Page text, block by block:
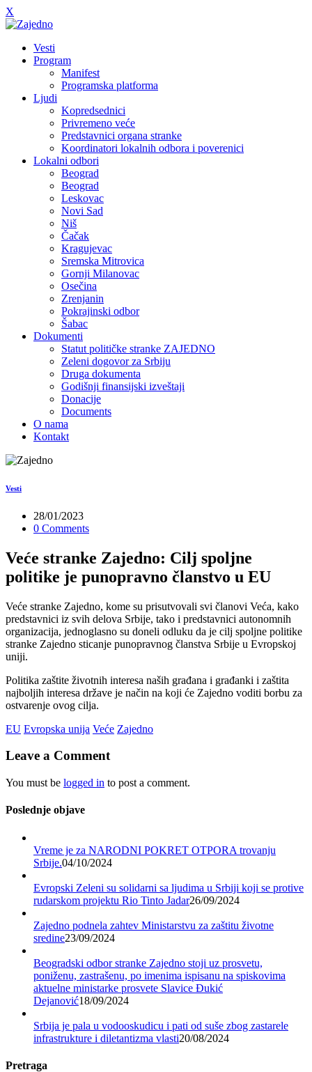
X
Vesti
Program
Manifest
Programska platforma
Ljudi
Kopredsednici
Privremeno veće
Predstavnici organa stranke
Koordinatori lokalnih odbora i poverenici
Lokalni odbori
Beograd
Beograd
Leskovac
Novi Sad
Niš
Čačak
Kragujevac
Sremska Mitrovica
Gornji Milanovac
Osečina
Zrenjanin
Pokrajinski odbor
Šabac
Dokumenti
Statut političke stranke ZAJEDNO
Zeleni dogovor za Srbiju
Druga dokumenta
Godišnji finansijski izveštaji
Donacije
Documents
O nama
Kontakt
Vesti
28/01/2023
0 Comments
Veće stranke Zajedno: Cilj spoljne
politike je punopravno članstvo u EU
Veće stranke Zajedno, kome su prisutvovali svi članovi Veća, kako
predstavnici iz svih delova Srbije, tako i predstavnici autonomnih
organizacija, jednoglasno su doneli odluku da je cilj spoljne politike
stranke Zajedno sticanje punopravnog članstva Srbije u Evropskoj
uniji.
Politika zaštite životnih interesa naših građana i građanki i zaštita
najboljih interesa države je način na koji će Zajedno voditi borbu za
ostvarenje ovog cilja.
EU Evropska unija Veće Zajedno
Leave a Comment
You must be logged in to post a comment.
Poslednje objave
Vreme je za NARODNI POKRET OTPORA trovanju
Srbije.04/10/2024
Evropski Zeleni su solidarni sa ljudima u Srbiji koji se protive
rudarskom projektu Rio Tinto Jadar26/09/2024
Zajedno podnela zahtev Ministarstvu za zaštitu životne
sredine23/09/2024
Beogradski odbor stranke Zajedno stoji uz prosvetu,
poniženu, zastrašenu, po imenima ispisanu na spiskovima
aktuelne ministarke prosvete Slavice Đukić
Dejanović18/09/2024
Srbija je pala u vodooskudicu i pati od suše zbog zastarele
infrastrukture i diletantizma vlasti20/08/2024
Pretraga